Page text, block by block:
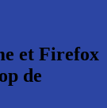
et Firefox
de